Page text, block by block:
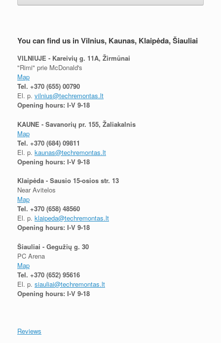
You can find us in Vilnius, Kaunas, Klaipėda, Šiauliai
VILNIUJE - Kareivių g. 11A, Žirmūnai
"Rimi" prie McDonald's
Map
Tel. +370 (655) 00790
El. p. vilnius@techremontas.lt
Opening hours: I-V 9-18
KAUNE - Savanorių pr. 155, Žaliakalnis
Map
Tel. +370 (684) 09811
El. p. kaunas@techremontas.lt
Opening hours: I-V 9-18
Klaipėda - Sausio 15-osios str. 13
Near Avitelos
Map
Tel. +370 (658) 48560
El. p. klaipeda@techremontas.lt
Opening hours: I-V 9-18
Šiauliai - Gegužių g. 30
PC Arena
Map
Tel. +370 (652) 95616
El. p. siauliai@techremontas.lt
Opening hours: I-V 9-18
Reviews